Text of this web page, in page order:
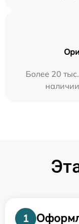
Более 20
1